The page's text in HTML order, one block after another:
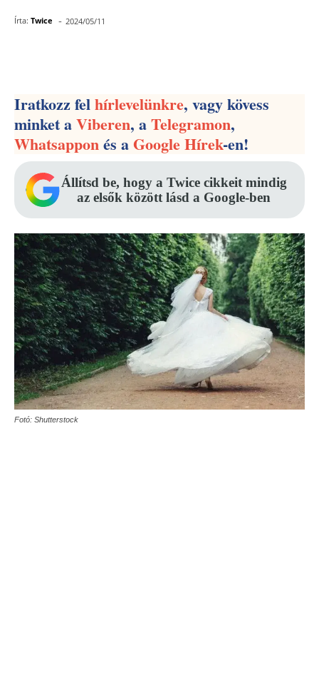
Írta: Twice - 2024/05/11
Iratkozz felhírlevelünkre, vagy kövess
minket aViberen, aTelegramon,
Whatsapponés aGoogle Hírek-en!
Állítsd be, hogy a Twice cikkeit mindig
az elsők között lásd a Google-ben
Fotó: Shutterstock